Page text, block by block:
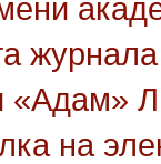
«Адам»
на